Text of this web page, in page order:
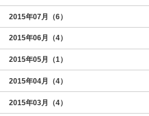
2015年07月（6）
2015年06月（4）
2015年05月（1）
2015年04月（4）
2015年03月（4）